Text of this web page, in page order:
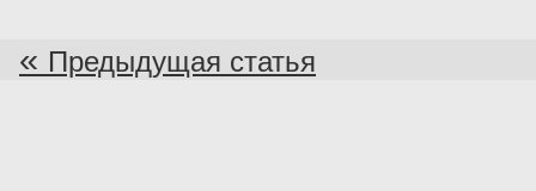
« Предыдущая статья